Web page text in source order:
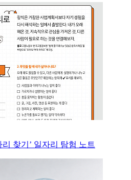
리 찾기’ 일자리 탐험 노트